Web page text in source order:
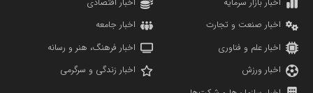
مریم حاج نوروز نظری
اخبار صنعت و تجارت
اخبار جامعه
اخبار علم و فناوری
اخبار فرهنگ، هنر و رسانه
اخبار ورزش
اخبار زندگی و سرگرمی